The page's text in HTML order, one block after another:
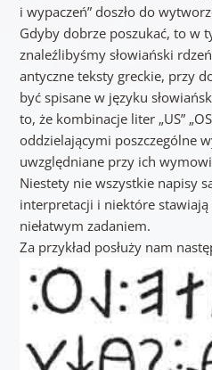
i wypaczeń” doszło do
Gdyby dobrze poszukać, to w
znaleźlibyśmy słowiański
antyczne teksty greckie, przy
być spisane w języku
to, że kombinacje liter „US”
oddzielającymi poszczególne
uwzględniane przy ich
Niestety nie wszystkie napisy
interpretacji i niektóre stawiają
niełatwym zadaniem.
Za przykład posłuży nam